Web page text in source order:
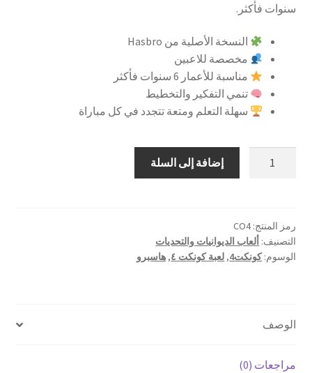
سنوات فأكثر.
النسخة الأصلية من Hasbro
مخصصة للاعبين
مناسبة للأعمار 6 سنوات فأكثر
تنمي التفكير والتخطيط
سهلة التعلم ومتعة تتجدد في كل مباراة
إضافة إلى السلة
رمز المنتج:CO4
التصنيف: ألعاب الديوانيات والتحديات
الوسوم:كونكت4 , لعبة كونكت ٤ , هاسبرو
الوصف
مراجعات (0)